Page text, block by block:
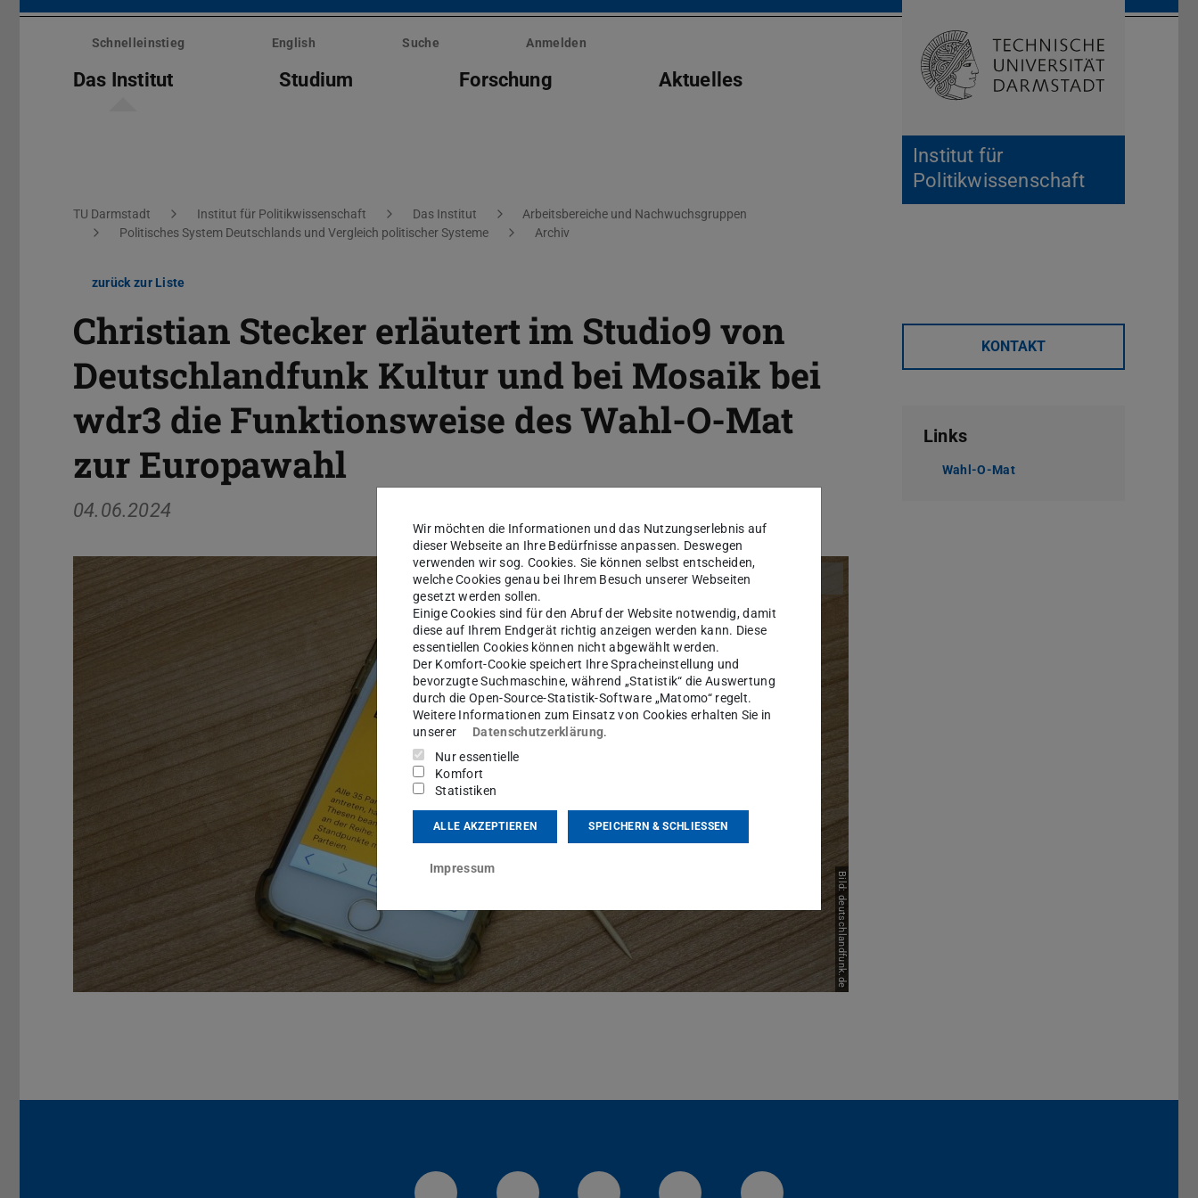
Menü
überspringen
Institut für
Politikwissenschaft
Schnelleinstieg English Suche Anmelden
Das Institut Studium Forschung Aktuelles Suche öffnen
Sie befinden sich hier:
TU Darmstadt Institut für Politikwissenschaft Das Institut
Arbeitsbereiche und Nachwuchsgruppen
Politisches System Deutschlands und Vergleich politischer Systeme
Archiv
zurück zur Liste
Christian Stecker erläutert im Studio9 von
Deutschlandfunk Kultur und bei Mosaik bei
wdr3 die Funktionsweise des Wahl-O-Mat
zur Europawahl
04.06.2024
Bild: deutschlandfunk.de
KONTAKT
Links
Wahl-O-Mat
Wir möchten die Informationen und das Nutzungserlebnis auf
dieser Webseite an Ihre Bedürfnisse anpassen. Deswegen
verwenden wir sog. Cookies. Sie können selbst entscheiden,
welche Cookies genau bei Ihrem Besuch unserer Webseiten
gesetzt werden sollen.
Einige Cookies sind für den Abruf der Website notwendig, damit
diese auf Ihrem Endgerät richtig anzeigen werden kann. Diese
essentiellen Cookies können nicht abgewählt werden.
Der Komfort-Cookie speichert Ihre Spracheinstellung und
bevorzugte Suchmaschine, während „Statistik“ die Auswertung
durch die Open-Source-Statistik-Software „Matomo“ regelt.
Weitere Informationen zum Einsatz von Cookies erhalten Sie in
unserer
Datenschutzerklärung.
Nur essentielle
Komfort
Statistiken
ALLE AKZEPTIEREN SPEICHERN & SCHLIESSEN
Impressum